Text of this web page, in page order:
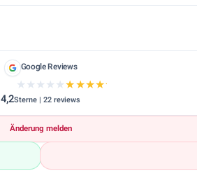
Google Reviews
★★★★★★★★★★
4,2Sterne | 22 reviews
Änderung melden